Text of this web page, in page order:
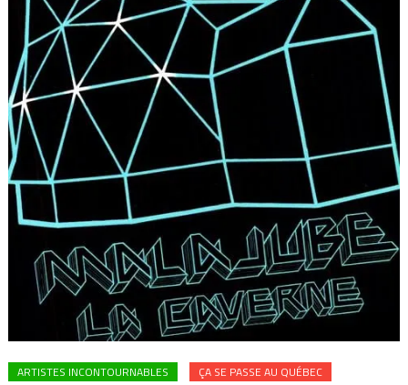
ARTISTES INCONTOURNABLES
ÇA SE PASSE AU QUÉBEC